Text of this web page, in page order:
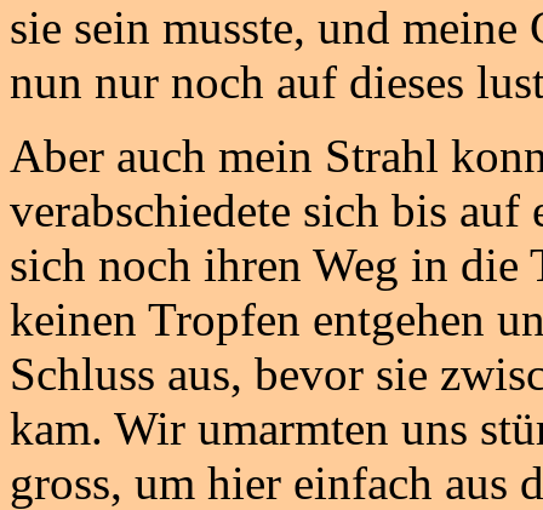
sie sein musste, und
nun nur noch auf dieses
Aber auch mein Strahl
verabschiedete sich bis
sich noch ihren Weg in die
keinen Tropfen entgehen
Schluss aus, bevor sie
kam. Wir umarmten uns
gross, um hier einfach aus